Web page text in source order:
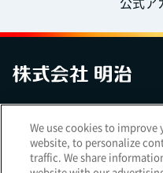
アクセシビリティへの対応方
Cookie Settings
We use cookies to
website, to personalize
traffic. We share